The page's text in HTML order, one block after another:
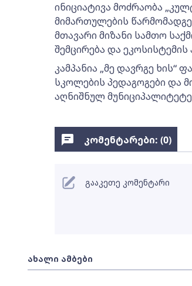
ინიციატივა მოძრაობა
მიმართულების
მთავარი მიზანი სამთო
შემცირება და ეკოსისტემის
კამპანია „მე დავრგე ხის“
სკოლების პედაგოგები და
აღნიშნულ
ახალი ამბები
კომენტარები: (0)
გააკეთე კომენტარი